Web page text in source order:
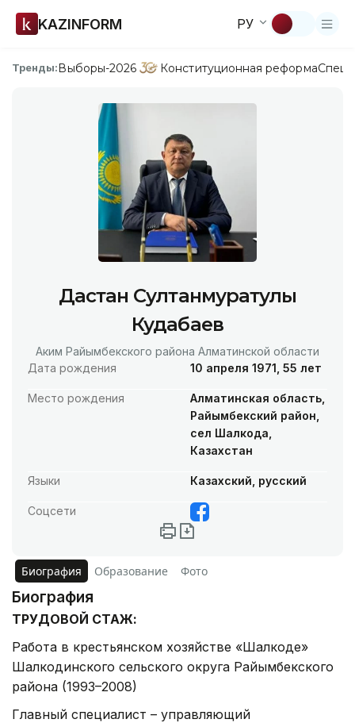
KAZINFORM РУ
Тренды:Выборы-2026 Конституционная реформа
Дастан Султанмуратулы
Кудабаев
Аким Райымбекского района Алматинской области
Дата рождения
10 апреля 1971, 55 лет
Место рождения
Алматинская область,
Райымбекский район,
сел Шалкода,
Казахстан
Языки Казахский, русский
Соцсети
Биография Образование Фото
Биография
ТРУДОВОЙ СТАЖ:
Работа в крестьянском хозяйстве «Шалкоде»
Шалкодинского сельского округа Райымбекского
района (1993–2008)
Главный специалист – управляющий